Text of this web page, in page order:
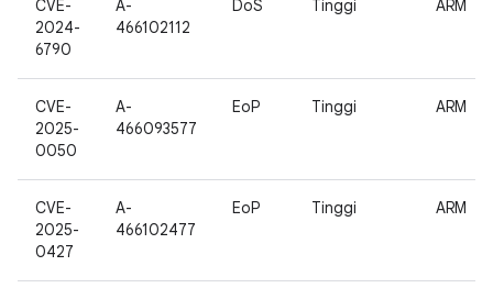
CVE-
2024-
6790
A-
466102112
DoS Tinggi ARM
CVE-
2025-
0050
A-
466093577
EoP Tinggi ARM
CVE-
2025-
0427
A-
466102477
EoP Tinggi ARM